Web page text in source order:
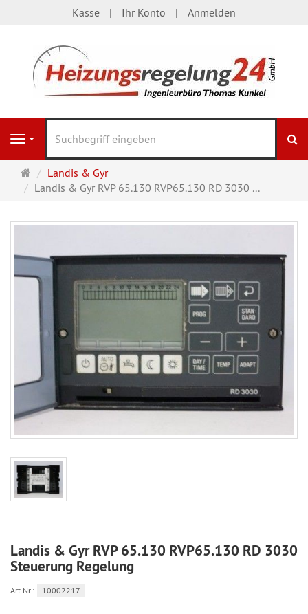
Kasse Ihr Konto Anmelden
Navigation
Startseite
Landis & Gyr
Landis & Gyr RVP 65.130 RVP65.130 RD 3030 ...
Landis & Gyr RVP 65.130 RVP65.130 RD 3030
Steuerung Regelung
Art.Nr.: 10002217